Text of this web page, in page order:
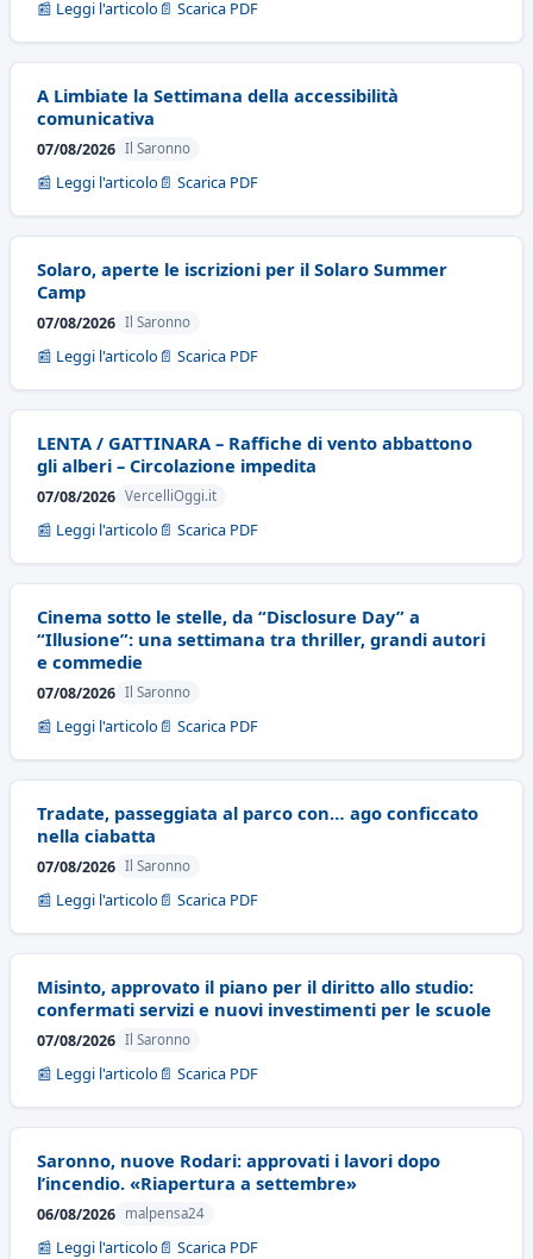
📰 Leggi l'articolo 📄 Scarica PDF
A Limbiate la Settimana della accessibilità
comunicativa
07/08/2026 Il Saronno
📰 Leggi l'articolo 📄 Scarica PDF
Solaro, aperte le iscrizioni per il Solaro Summer
Camp
07/08/2026 Il Saronno
📰 Leggi l'articolo 📄 Scarica PDF
LENTA / GATTINARA – Raffiche di vento abbattono
gli alberi – Circolazione impedita
07/08/2026 VercelliOggi.it
📰 Leggi l'articolo 📄 Scarica PDF
Cinema sotto le stelle, da “Disclosure Day” a
“Illusione”: una settimana tra thriller, grandi autori
e commedie
07/08/2026 Il Saronno
📰 Leggi l'articolo 📄 Scarica PDF
Tradate, passeggiata al parco con… ago conficcato
nella ciabatta
07/08/2026 Il Saronno
📰 Leggi l'articolo 📄 Scarica PDF
Misinto, approvato il piano per il diritto allo studio:
confermati servizi e nuovi investimenti per le scuole
07/08/2026 Il Saronno
📰 Leggi l'articolo 📄 Scarica PDF
Saronno, nuove Rodari: approvati i lavori dopo
l’incendio. «Riapertura a settembre»
06/08/2026 malpensa24
📰 Leggi l'articolo 📄 Scarica PDF